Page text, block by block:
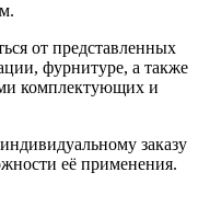
от представленных
фурнитуре, а также
комплектующих и
заказу
её применения.